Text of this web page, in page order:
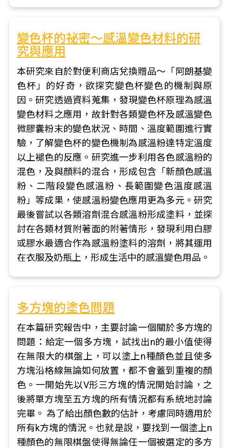
變色杯的祕密～感溫變色材料的研
究與應用
本研究來自於對便利商店兌換贈品～「阿朗基變
色杯」的好奇，欲探究變色杯變色的機制與原
因。研究透過資料蒐集，發現變色杯原理為感溫
變色材料之應用，故針對各類變色杯及感溫變色
微膠囊粉末的變色狀況、時間、溫度範圍進行實
驗，了解變色杯的變色機制為感溫粉達特定溫度
以上褪色的反應。研究進一步利用各色感溫粉的
混色，及與顏料的混合，形成包含「新顏色感溫
粉、二階段變色感溫粉、長範圍變色溫度感溫
粉」等成果，使感溫粉變色應用更為多元。研究
最後嘗試以各類溶劑混合感溫粉形成塗料，並探
討在各類材質附著面的附著情形，發現利用白膠
或膠水最適合作為感溫粉塗料的溶劑，將其運用
在衣服及奶瓶上，形成生活中的感溫變色用品。
多方塊的塗色問題
在本篇研究報告中，主要討論一個關於多方塊的
問題：給定一個多方塊，試找出n的最小值使得
在無限大的棋盤上，可以塗上n種顏色並且使多
方塊沿格線無論如何放置，都不會蓋到重複的顏
色。一開始先以V形三方塊的情況開始討論，之
後將單方塊至五方塊的所有情況都有系統地討論
完畢。 為了給出顏色數的估計，考慮同時適用於
所有k方塊的情況。也就是說，要找到一個塗上n
種顏色的無限棋盤使得無論任一個被選定的多方